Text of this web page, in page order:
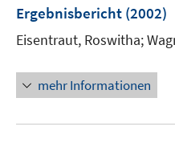
Ergebnisbericht (2002)
Eisentraut, Roswitha;
mehr Informationen